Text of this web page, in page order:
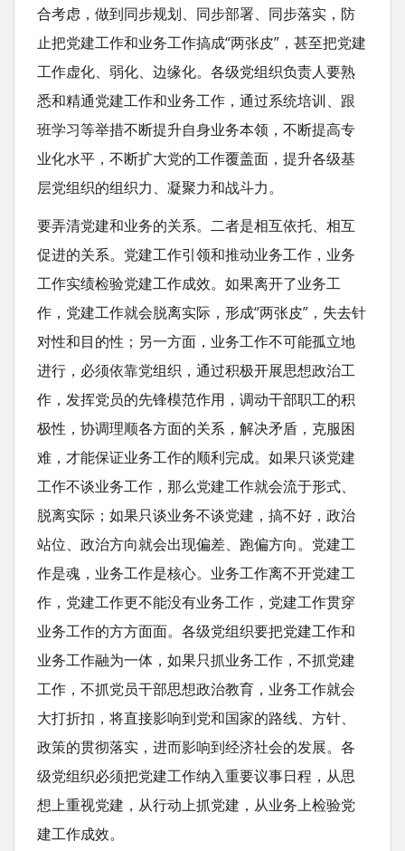
合考虑，做到同步规划、同步部署、同步落实，防
止把党建工作和业务工作搞成“两张皮”，甚至把党建
工作虚化、弱化、边缘化。各级党组织负责人要熟
悉和精通党建工作和业务工作，通过系统培训、跟
班学习等举措不断提升自身业务本领，不断提高专
业化水平，不断扩大党的工作覆盖面，提升各级基
层党组织的组织力、凝聚力和战斗力。
要弄清党建和业务的关系。二者是相互依托、相互
促进的关系。党建工作引领和推动业务工作，业务
工作实绩检验党建工作成效。如果离开了业务工
作，党建工作就会脱离实际，形成“两张皮”，失去针
对性和目的性；另一方面，业务工作不可能孤立地
进行，必须依靠党组织，通过积极开展思想政治工
作，发挥党员的先锋模范作用，调动干部职工的积
极性，协调理顺各方面的关系，解决矛盾，克服困
难，才能保证业务工作的顺利完成。如果只谈党建
工作不谈业务工作，那么党建工作就会流于形式、
脱离实际；如果只谈业务不谈党建，搞不好，政治
站位、政治方向就会出现偏差、跑偏方向。党建工
作是魂，业务工作是核心。业务工作离不开党建工
作，党建工作更不能没有业务工作，党建工作贯穿
业务工作的方方面面。各级党组织要把党建工作和
业务工作融为一体，如果只抓业务工作，不抓党建
工作，不抓党员干部思想政治教育，业务工作就会
大打折扣，将直接影响到党和国家的路线、方针、
政策的贯彻落实，进而影响到经济社会的发展。各
级党组织必须把党建工作纳入重要议事日程，从思
想上重视党建，从行动上抓党建，从业务上检验党
建工作成效。